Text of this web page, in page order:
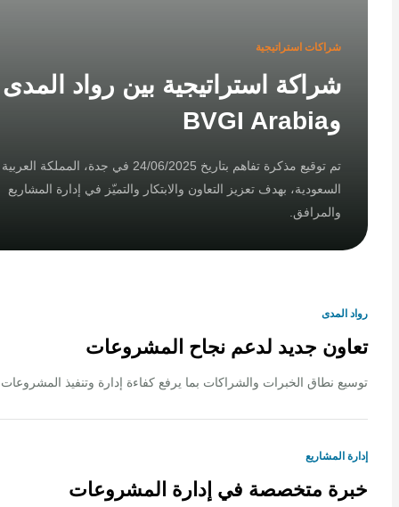
شراكات استراتيجية
شراكة استراتيجية بين رواد المدى
تم توقيع مذكرة تفاهم بتاريخ 24/06/2025 في جدة، المملكة العربية
السعودية، بهدف تعزيز التعاون والابتكار والتميّز في إدارة المشاريع
جديد لدعم نجاح المشروعات
نطاق الخبرات والشراكات بما يرفع كفاءة إدارة وتنفيذ المشروعات.
المشاريع
متخصصة في إدارة المشروعات